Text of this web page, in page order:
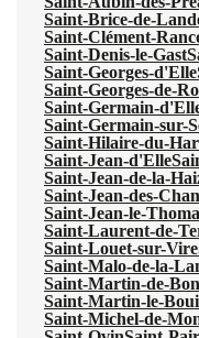
Saint-Brice-de-
Saint-Clément-
Saint-Denis-le-Gast
Saint-Georges-d'Elle
Saint-Georges-de-
Saint-Germain-
Saint-Germain-sur-
Saint-Hilaire-du-
Saint-Jean-d'Elle
Saint-Jean-de-la-
Saint-Jean-des-
Saint-Jean-le-
Saint-Laurent-de-
Saint-Louet-sur-Vire
Saint-Malo-de-la-
Saint-Martin-de-
Saint-Martin-le-
Saint-Michel-de-